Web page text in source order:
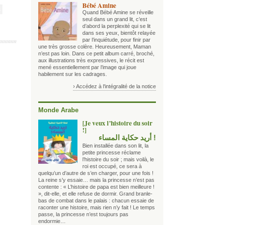
Bébé Amine
Quand Bébé Amine se réveille
seul dans un grand lit, c’est
d’abord la perplexité qui se lit
dans ses yeux, bientôt relayée
par l’inquiétude, pour finir par
une très grosse colère. Heureusement, Maman
n’est pas loin. Dans ce petit album carré, broché,
aux illustrations très expressives, le récit est
mené essentiellement par l’image qui joue
habilement sur les cadrages.
› Accédez à l'intégralité de la notice
Monde Arabe
[Je veux l’histoire du soir
!]
! أريد حكاية المساء
Bien installée dans son lit, la
petite princesse réclame
l’histoire du soir ; mais voilà, le
roi est occupé, ce sera à
quelqu’un d’autre de s’en charger, pour une fois !
La reine s’y essaie… mais la princesse n’est pas
contente : « L’histoire de papa est bien meilleure !
», dit-elle, et elle refuse de dormir. Grand branle-
bas de combat dans le palais : chacun essaie de
raconter une histoire, mais rien n’y fait ! Le temps
passe, la princesse n’est toujours pas
endormie…